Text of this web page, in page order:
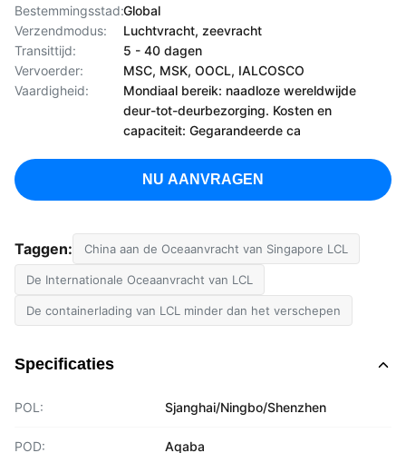
Bestemmingsstad:Global
Verzendmodus:
Luchtvracht, zeevracht
Transittijd:
5 - 40 dagen
Vervoerder:
MSC, MSK, OOCL, IALCOSCO
Vaardigheid:
Mondiaal bereik: naadloze wereldwijde
deur-tot-deurbezorging. Kosten en
capaciteit: Gegarandeerde ca
NU AANVRAGEN
Taggen: China aan de Oceaanvracht van Singapore LCL
De Internationale Oceaanvracht van LCL
De containerlading van LCL minder dan het verschepen
Specificaties
POL: Sjanghai/Ningbo/Shenzhen
POD: Aqaba